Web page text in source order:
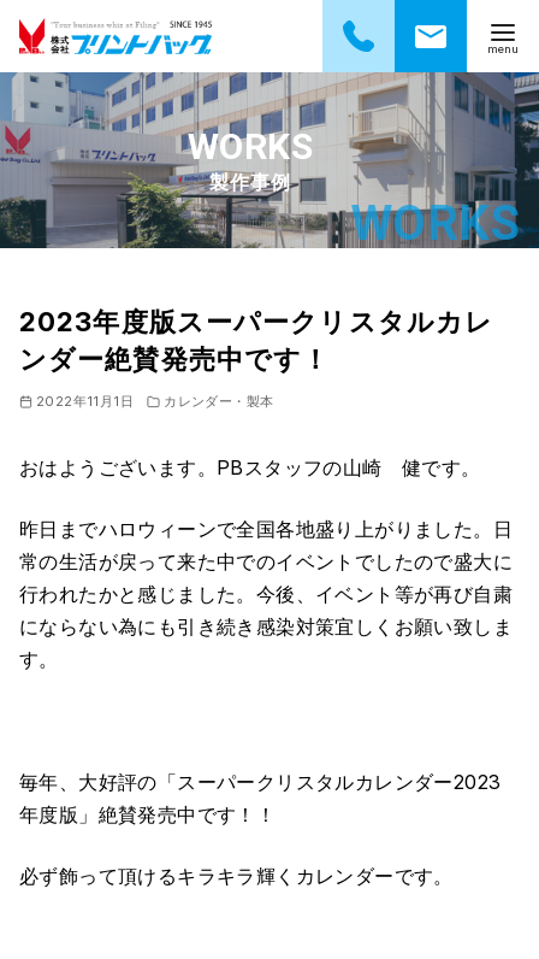
ン
テ
ツ
へ
製作事例
2023年度版スーパークリスタルカレ
ンダー絶賛発売中です！
2022年11月1日 カレンダー・製本
おはようございます。PBスタッフの山崎 健です。
昨日までハロウィーンで全国各地盛り上がりました。日
常の生活が戻って来た中でのイベントでしたので盛大に
行われたかと感じました。今後、イベント等が再び自粛
にならない為にも引き続き感染対策宜しくお願い致しま
す。
毎年、大好評の「スーパークリスタルカレンダー2023
年度版」絶賛発売中です！！
必ず飾って頂けるキラキラ輝くカレンダーです。